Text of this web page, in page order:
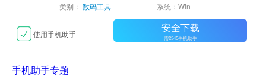
类别： 数码工具 系统：Win
使用手机助手 安全下载
需2345手机助手
手机助手专题